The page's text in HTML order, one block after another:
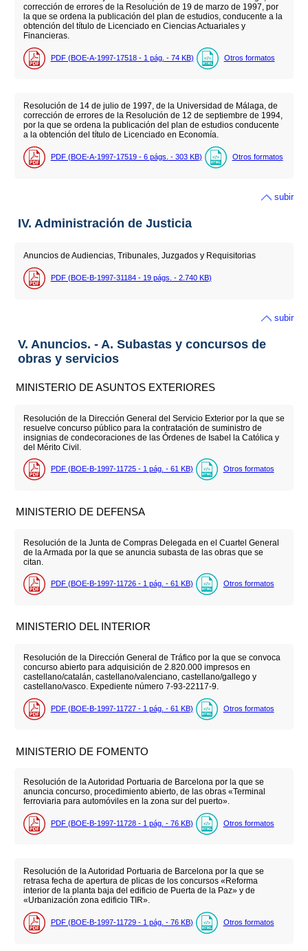
corrección de errores de la Resolución de 19 de marzo de 1997, por
la que se ordena la publicación del plan de estudios, conducente a la
obtención del título de Licenciado en Ciencias Actuariales y
Financieras.
PDF (BOE-A-1997-17518 - 1 pág. - 74 KB) Otros formatos
Resolución de 14 de julio de 1997, de la Universidad de Málaga, de
corrección de errores de la Resolución de 12 de septiembre de 1994,
por la que se ordena la publicación del plan de estudios conducente
a la obtención del título de Licenciado en Economía.
PDF (BOE-A-1997-17519 - 6 págs. - 303 KB) Otros formatos
subir
IV. Administración de Justicia
Anuncios de Audiencias, Tribunales, Juzgados y Requisitorias
PDF (BOE-B-1997-31184 - 19 págs. - 2.740 KB)
subir
V. Anuncios. - A. Subastas y concursos de
obras y servicios
MINISTERIO DE ASUNTOS EXTERIORES
Resolución de la Dirección General del Servicio Exterior por la que se
resuelve concurso público para la contratación de suministro de
insignias de condecoraciones de las Órdenes de Isabel la Católica y
del Mérito Civil.
PDF (BOE-B-1997-11725 - 1 pág. - 61 KB) Otros formatos
MINISTERIO DE DEFENSA
Resolución de la Junta de Compras Delegada en el Cuartel General
de la Armada por la que se anuncia subasta de las obras que se
citan.
PDF (BOE-B-1997-11726 - 1 pág. - 61 KB) Otros formatos
MINISTERIO DEL INTERIOR
Resolución de la Dirección General de Tráfico por la que se convoca
concurso abierto para adquisición de 2.820.000 impresos en
castellano/catalán, castellano/valenciano, castellano/gallego y
castellano/vasco. Expediente número 7-93-22117-9.
PDF (BOE-B-1997-11727 - 1 pág. - 61 KB) Otros formatos
MINISTERIO DE FOMENTO
Resolución de la Autoridad Portuaria de Barcelona por la que se
anuncia concurso, procedimiento abierto, de las obras «Terminal
ferroviaria para automóviles en la zona sur del puerto».
PDF (BOE-B-1997-11728 - 1 pág. - 76 KB) Otros formatos
Resolución de la Autoridad Portuaria de Barcelona por la que se
retrasa fecha de apertura de plicas de los concursos «Reforma
interior de la planta baja del edificio de Puerta de la Paz» y de
«Urbanización zona edificio TIR».
PDF (BOE-B-1997-11729 - 1 pág. - 76 KB) Otros formatos